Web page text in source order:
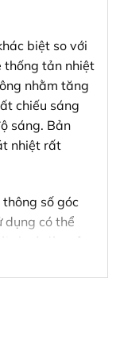
biệt so với
thống tản nhiệt
nhằm tăng
chiếu sáng
sáng. Bản
nhiệt rất
số góc
có thể
choá đèn của
cũng được
X603 và